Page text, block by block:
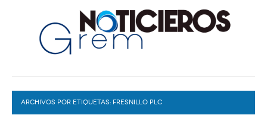
LAGUNA
TORREÓN
GÓMEZ PALACIO
LERDO
COAHUILA
DURANGO
DEPORTES
ARCHIVOS POR ETIQUETAS: FRESNILLO PLC